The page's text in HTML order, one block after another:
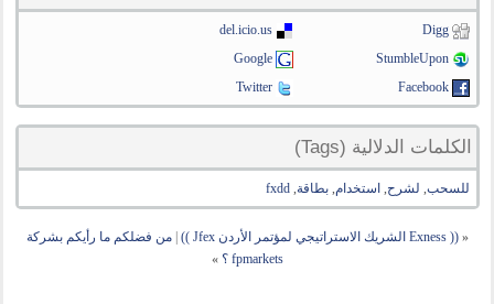
Digg
del.icio.us
StumbleUpon
Google
Facebook
Twitter
الكلمات الدلالية (Tags)
للسحب, لشرح, استخدام,بطاقة,
fxdd
« (( Exness الشريك الاستراتيجي لمؤتمر الأردن Jfex )) |من فضلكم ما رأيكم بشركة
fpmarkets ؟
»